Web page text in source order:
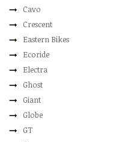
Cavo
Crescent
Eastern Bikes
Ecoride
Electra
Ghost
Giant
Globe
GT